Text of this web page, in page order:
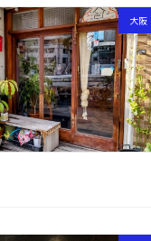
大阪